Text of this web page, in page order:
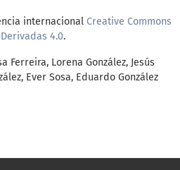
internacional Creative Commons
4.0.
Ferreira, Lorena González, Jesús
Ever Sosa, Eduardo González